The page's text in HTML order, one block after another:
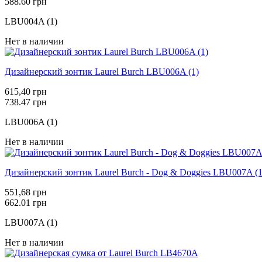
LBU004A (1)
Нет в наличии
Дизайнерский зонтик Laurel Burch LBU006A (1)
615,40 грн
738.47 грн
LBU006A (1)
Нет в наличии
Дизайнерский зонтик Laurel Burch - Dog & Doggies LBU007A
551,68 грн
662.01 грн
LBU007A (1)
Нет в наличии